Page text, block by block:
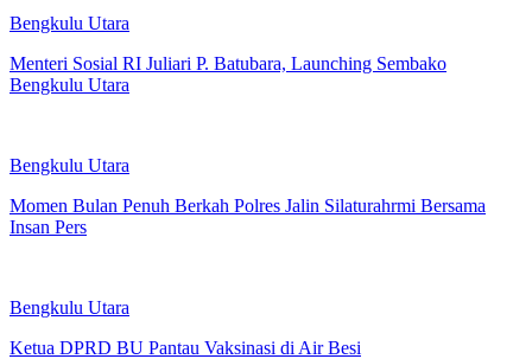
Bengkulu Utara
Menteri Sosial RI Juliari P. Batubara, Launching Sembako
Bengkulu Utara
Bengkulu Utara
Momen Bulan Penuh Berkah Polres Jalin Silaturahrmi Bersama
Insan Pers
Bengkulu Utara
Ketua DPRD BU Pantau Vaksinasi di Air Besi